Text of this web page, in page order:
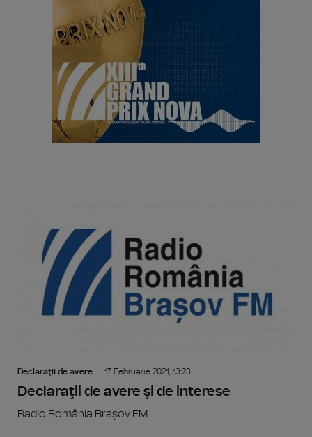
Declaraţii de avere 17 Februarie 2021, 13:23
Declaraţii de avere şi de interese
Radio România Brașov FM